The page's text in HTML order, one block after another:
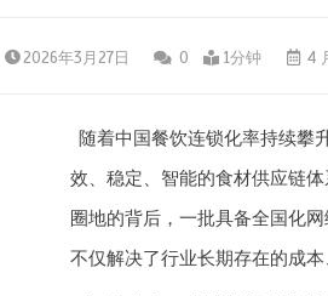
2026年3月27日 0 1分钟 4
随着中国餐饮连锁化率持续攀
效、稳定、智能的食材供应链
圈地的背后，一批具备全国化
不仅解决了行业长期存在的成